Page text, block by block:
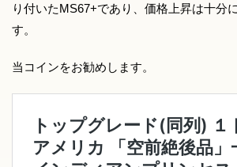
り付いたMS67+であり、価格上昇は十分
す。
当コインをお勧めします。